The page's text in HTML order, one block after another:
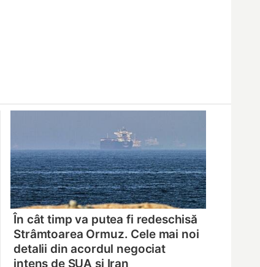
În cât timp va putea fi redeschisă
Strâmtoarea Ormuz. Cele mai noi
detalii din acordul negociat
intens de SUA și Iran